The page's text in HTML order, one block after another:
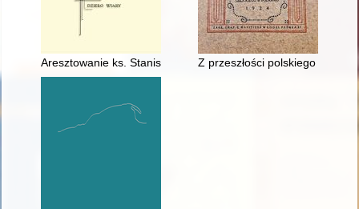
Aresztowanie ks. Stanisława MaciątkaZ przeszłości polskiego zboru